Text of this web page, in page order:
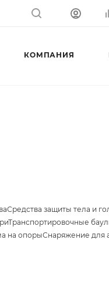
КОМПАНИЯ
Средства защиты тела и
Транспортировочные
на опорыСнаряжение для